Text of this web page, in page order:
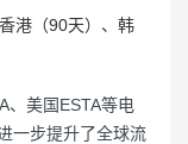
港（90天）、韩
、美国ESTA等电
一步提升了全球流